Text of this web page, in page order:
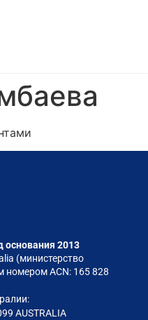
основания 2013
(министерство
номером ACN: 165 828
AUSTRALIA